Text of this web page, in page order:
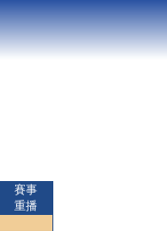
賽事
重播